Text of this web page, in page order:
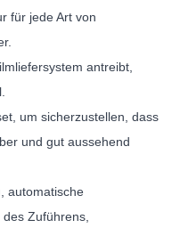
für jede Art von
antreibt,
um sicherzustellen, dass
und gut aussehend
automatische
Zuführens,